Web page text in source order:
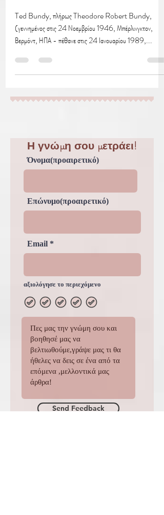
Frankie hal./crime scene
Aug 6, 2023
2 min read
TED BUDDY : αμερικανός
serial killer.
Ted Bundy, πλήρως Theodore Robert Bundy,
Η γνώμη σου μετράει!
Όνομα(προαιρετικό)
Επώνυμο(προαιρετικό)
Email
αξιολόγησε το περιεχόμενο